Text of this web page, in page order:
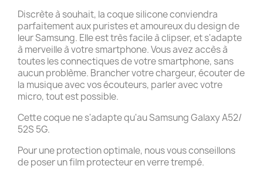
Discrète à souhait, la coque silicone conviendra
parfaitement aux puristes et amoureux du design de
leur Samsung. Elle est très facile à clipser, et s'adapte
à merveille à votre smartphone. Vous avez accès à
toutes les connectiques de votre smartphone, sans
aucun problème. Brancher votre chargeur, écouter de
la musique avec vos écouteurs, parler avec votre
micro, tout est possible.
Cette coque ne s'adapte qu'au Samsung Galaxy A52/
52S 5G.
Pour une protection optimale, nous vous conseillons
de poser un film protecteur en verre trempé.